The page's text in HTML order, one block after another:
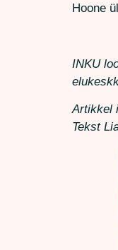
Hoone
INKU
Artikkel
Tekst